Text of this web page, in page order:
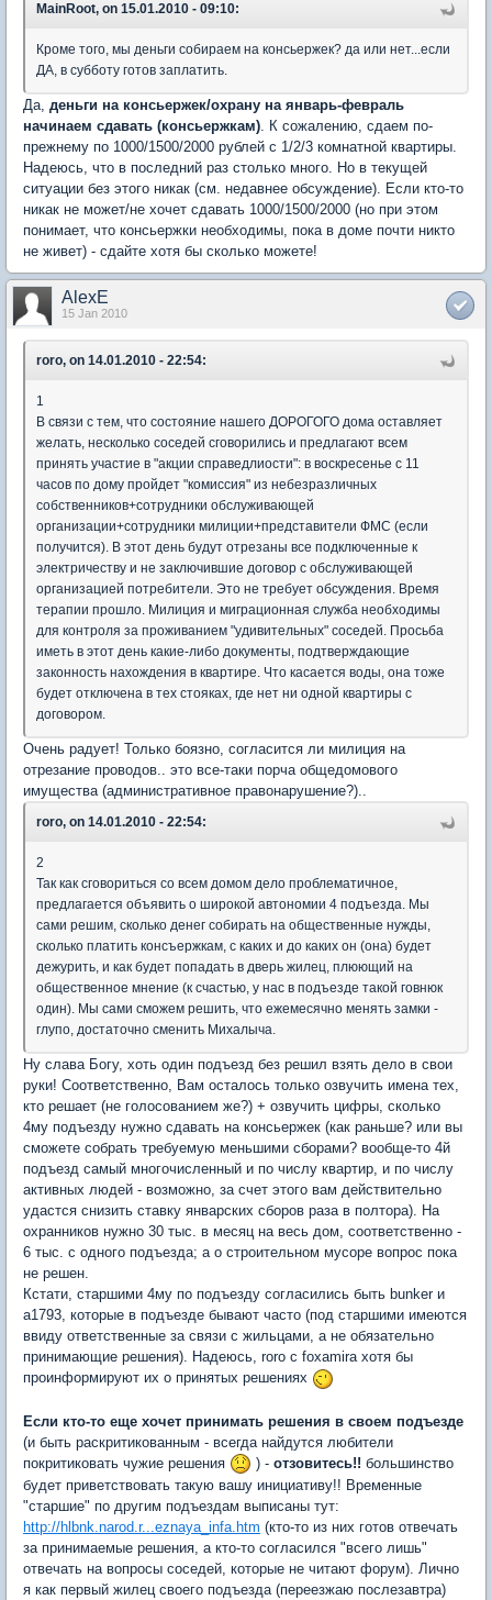
MainRoot, on 15.01.2010 - 09:10:
Кроме того, мы деньги собираем на консьержек? да или нет...если
ДА, в субботу готов заплатить.
Да, деньги на консьержек/охрану на январь-февраль
начинаем сдавать (консьержкам). К сожалению, сдаем по-
прежнему по 1000/1500/2000 рублей с 1/2/3 комнатной квартиры.
Надеюсь, что в последний раз столько много. Но в текущей
ситуации без этого никак (см. недавнее обсуждение). Если кто-то
никак не может/не хочет сдавать 1000/1500/2000 (но при этом
понимает, что консьержки необходимы, пока в доме почти никто
не живет) - сдайте хотя бы сколько можете!
AlexE
15 Jan 2010
roro, on 14.01.2010 - 22:54:
1
В связи с тем, что состояние нашего ДОРОГОГО дома оставляет
желать, несколько соседей сговорились и предлагают всем
принять участие в "акции справедлиости": в воскресенье с 11
часов по дому пройдет "комиссия" из небезразличных
собственников+сотрудники обслуживающей
организации+сотрудники милиции+представители ФМС (если
получится). В этот день будут отрезаны все подключенные к
электричеству и не заключившие договор с обслуживающей
организацией потребители. Это не требует обсуждения. Время
терапии прошло. Милиция и миграционная служба необходимы
для контроля за проживанием "удивительных" соседей. Просьба
иметь в этот день какие-либо документы, подтверждающие
законность нахождения в квартире. Что касается воды, она тоже
будет отключена в тех стояках, где нет ни одной квартиры с
договором.
Очень радует! Только боязно, согласится ли милиция на
отрезание проводов.. это все-таки порча общедомового
имущества (административное правонарушение?)..
roro, on 14.01.2010 - 22:54:
2
Так как сговориться со всем домом дело проблематичное,
предлагается объявить о широкой автономии 4 подъезда. Мы
сами решим, сколько денег собирать на общественные нужды,
сколько платить консъержкам, с каких и до каких он (она) будет
дежурить, и как будет попадать в дверь жилец, плюющий на
общественное мнение (к счастью, у нас в подъезде такой говнюк
один). Мы сами сможем решить, что ежемесячно менять замки -
глупо, достаточно сменить Михалыча.
Ну слава Богу, хоть один подъезд без решил взять дело в свои
руки! Соответственно, Вам осталось только озвучить имена тех,
кто решает (не голосованием же?) + озвучить цифры, сколько
4му подъезду нужно сдавать на консьержек (как раньше? или вы
сможете собрать требуемую меньшими сборами? вообще-то 4й
подъезд самый многочисленный и по числу квартир, и по числу
активных людей - возможно, за счет этого вам действительно
удастся снизить ставку январских сборов раза в полтора). На
охранников нужно 30 тыс. в месяц на весь дом, соответственно -
6 тыс. с одного подъезда; а о строительном мусоре вопрос пока
не решен.
Кстати, старшими 4му по подъезду согласились быть bunker и
a1793, которые в подъезде бывают часто (под старшими имеются
ввиду ответственные за связи с жильцами, а не обязательно
принимающие решения). Надеюсь, roro с foxamira хотя бы
проинформируют их о принятых решениях
Если кто-то еще хочет принимать решения в своем подъезде
(и быть раскритикованным - всегда найдутся любители
покритиковать чужие решения
) - отзовитесь!! большинство
будет приветствовать такую вашу инициативу!! Временные
"старшие" по другим подъездам выписаны тут:
http://hlbnk.narod.r...eznaya_infa.htm (кто-то из них готов отвечать
за принимаемые решения, а кто-то согласился "всего лишь"
отвечать на вопросы соседей, которые не читают форум). Лично
я как первый жилец своего подъезда (переезжаю послезавтра)